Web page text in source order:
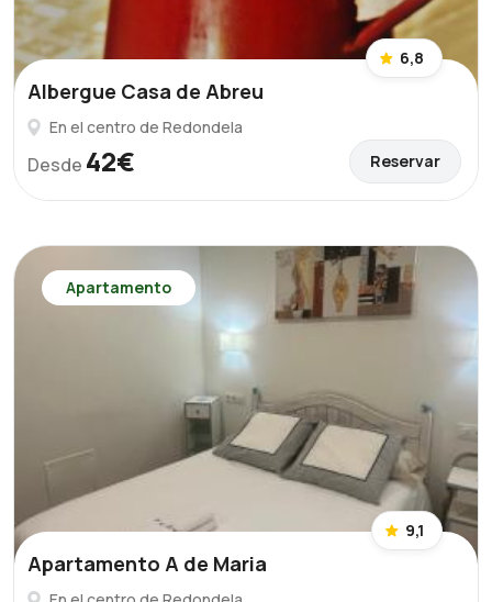
6,8
Albergue Casa de Abreu
En el centro de Redondela
Desde 42€ Reservar
Apartamento
9,1
Apartamento A de Maria